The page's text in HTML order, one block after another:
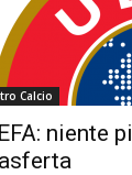
Calcio
niente